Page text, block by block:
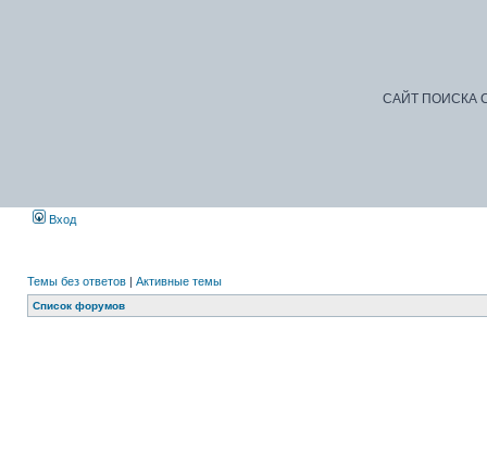
САЙТ ПОИСКА
Вход
Темы без ответов | Активные темы
Список форумов